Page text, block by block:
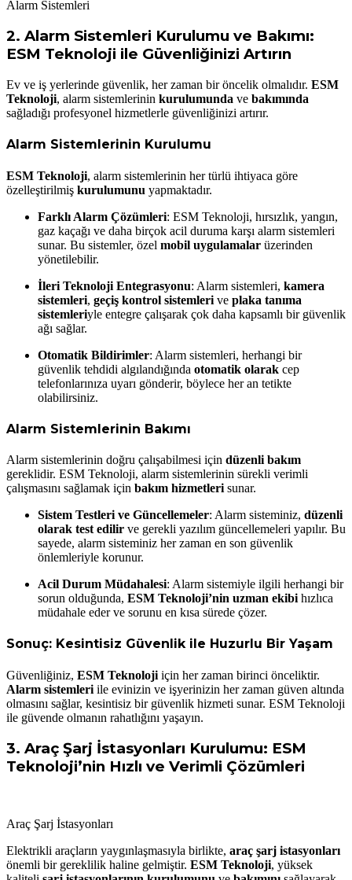
Alarm Sistemleri
2. Alarm Sistemleri Kurulumu ve Bakımı:
ESM Teknoloji ile Güvenliğinizi Artırın
Ev ve iş yerlerinde güvenlik, her zaman bir öncelik olmalıdır. ESM
Teknoloji, alarm sistemlerinin kurulumunda ve bakımında
sağladığı profesyonel hizmetlerle güvenliğinizi artırır.
Alarm Sistemlerinin Kurulumu
ESM Teknoloji, alarm sistemlerinin her türlü ihtiyaca göre
özelleştirilmiş kurulumunu yapmaktadır.
Farklı Alarm Çözümleri: ESM Teknoloji, hırsızlık, yangın,
gaz kaçağı ve daha birçok acil duruma karşı alarm sistemleri
sunar. Bu sistemler, özel mobil uygulamalar üzerinden
yönetilebilir.
İleri Teknoloji Entegrasyonu: Alarm sistemleri, kamera
sistemleri, geçiş kontrol sistemleri ve plaka tanıma
sistemleriyle entegre çalışarak çok daha kapsamlı bir güvenlik
ağı sağlar.
Otomatik Bildirimler: Alarm sistemleri, herhangi bir
güvenlik tehdidi algılandığında otomatik olarak cep
telefonlarınıza uyarı gönderir, böylece her an tetikte
olabilirsiniz.
Alarm Sistemlerinin Bakımı
Alarm sistemlerinin doğru çalışabilmesi için düzenli bakım
gereklidir. ESM Teknoloji, alarm sistemlerinin sürekli verimli
çalışmasını sağlamak için bakım hizmetleri sunar.
Sistem Testleri ve Güncellemeler: Alarm sisteminiz, düzenli
olarak test edilir ve gerekli yazılım güncellemeleri yapılır. Bu
sayede, alarm sisteminiz her zaman en son güvenlik
önlemleriyle korunur.
Acil Durum Müdahalesi: Alarm sistemiyle ilgili herhangi bir
sorun olduğunda, ESM Teknoloji’nin uzman ekibi hızlıca
müdahale eder ve sorunu en kısa sürede çözer.
Sonuç: Kesintisiz Güvenlik ile Huzurlu Bir Yaşam
Güvenliğiniz, ESM Teknoloji için her zaman birinci önceliktir.
Alarm sistemleri ile evinizin ve işyerinizin her zaman güven altında
olmasını sağlar, kesintisiz bir güvenlik hizmeti sunar. ESM Teknoloji
ile güvende olmanın rahatlığını yaşayın.
3. Araç Şarj İstasyonları Kurulumu: ESM
Teknoloji’nin Hızlı ve Verimli Çözümleri
Araç Şarj İstasyonları
Elektrikli araçların yaygınlaşmasıyla birlikte, araç şarj istasyonları
önemli bir gereklilik haline gelmiştir. ESM Teknoloji, yüksek